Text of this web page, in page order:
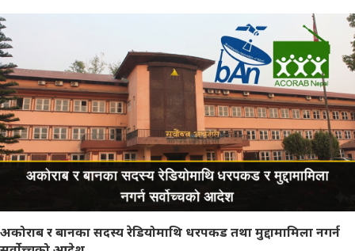
अकोराब र बानका सदस्य रेडियोमाथि धरपकड तथा मुद्दामामिला नगर्न